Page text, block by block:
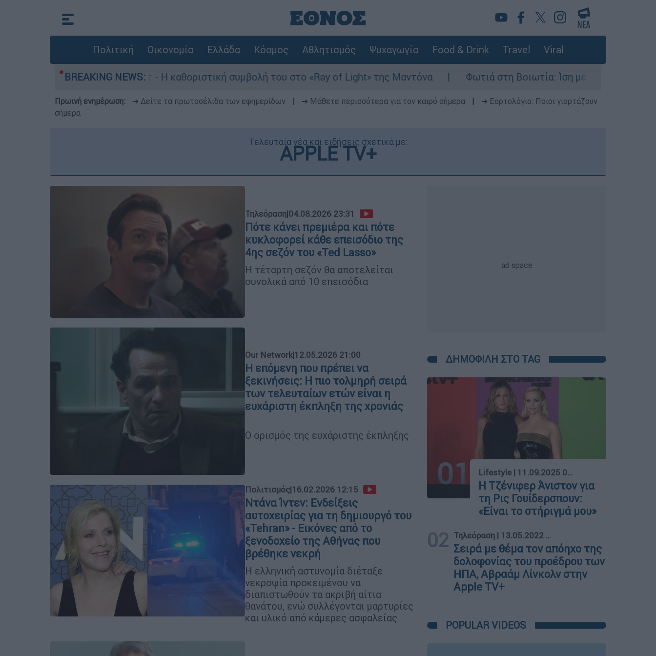
Πολιτική Οικονομία Ελλάδα Κόσμος Αθλητισμός Ψυχαγωγία Food & Drink Travel Viral
BREAKING NEWS:
Όρμπιτ - Η καθοριστική συμβολή του στο «Ray of Light» της Μαντόνα Φωτιά στη Βοιωτία: Ίση με έξι ατομικές βόμβες της
Πρωινή ενημέρωση: ➔ Δείτε τα πρωτοσέλιδα των εφημερίδων ➔ Μάθετε περισσότερα για τον καιρό σήμερα
➔ Εορτολόγιο: Ποιοι γιορτάζουν
σήμερα
Τελευταία νέα και ειδήσεις σχετικά με:
APPLE TV+
Τηλεόραση|04.08.2026 23:31
Πότε κάνει πρεμιέρα και πότε
κυκλοφορεί κάθε επεισόδιο της
4ης σεζόν του «Ted Lasso»
Η τέταρτη σεζόν θα αποτελείται
συνολικά από 10 επεισόδια
Our Network|12.05.2026 21:00
Η επόμενη που πρέπει να
ξεκινήσεις: Η πιο τολμηρή σειρά
των τελευταίων ετών είναι η
ευχάριστη έκπληξη της χρονιάς
Ο ορισμός της ευχάριστης έκπληξης
Πολιτισμός|16.02.2026 12:15
Ντάνα Ίντεν: Ενδείξεις
αυτοχειρίας για τη δημιουργό του
«Tehran» - Εικόνες από το
ξενοδοχείο της Αθήνας που
βρέθηκε νεκρή
Η ελληνική αστυνομία διέταξε
νεκροψία προκειμένου να
διαπιστωθούν τα ακριβή αίτια
θανάτου, ενώ συλλέγονται μαρτυρίες
και υλικό από κάμερες ασφαλείας
ΔΗΜΟΦΙΛΗ ΣΤΟ TAG
01 Lifestyle | 11.09.2025 05:00
H Τζένιφερ Άνιστον για
τη Ρις Γουίδερσπουν:
«Είναι το στήριγμά μου»
02 Τηλεόραση | 13.05.2022 15:15
Σειρά με θέμα τον απόηχο της
δολοφονίας του προέδρου των
ΗΠΑ, Αβραάμ Λίνκολν στην
Apple TV+
POPULAR VIDEOS